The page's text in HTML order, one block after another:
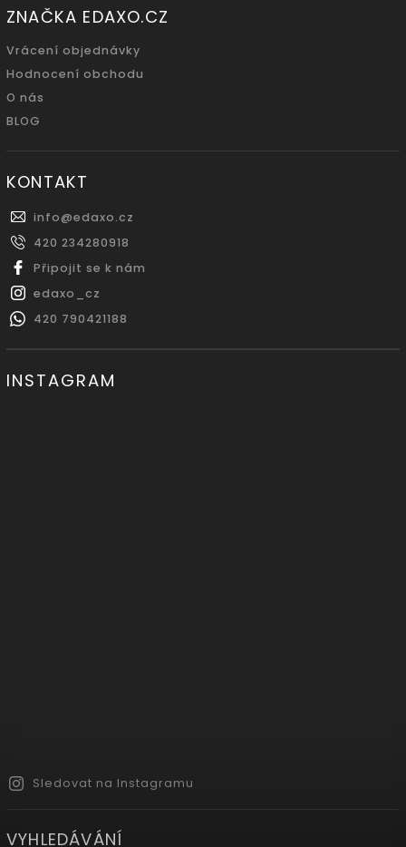
ZNAČKA EDAXO.CZ
Vrácení objednávky
Hodnocení obchodu
O nás
BLOG
KONTAKT
info@edaxo.cz
420 234280918
Připojit se k nám
edaxo_cz
420 790421188
INSTAGRAM
Sledovat na Instagramu
VYHLEDÁVÁNÍ